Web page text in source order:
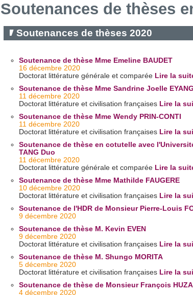
Soutenances de thèses
Soutenances de thèses 2020
Soutenance de thèse Mme Emeline BAUDET
16 décembre 2020
Doctorat littérature générale et comparée Lire la
Soutenance de thèse Mme Sandrine Joelle
11 décembre 2020
Doctorat littérature et civilisation françaises Lire la
Soutenance de thèse Mme Wendy PRIN-CONTI
11 décembre 2020
Doctorat littérature et civilisation françaises Lire la
Soutenance de thèse en cotutelle avec
TANG Duo
11 décembre 2020
Doctorat littérature générale et comparée Lire la
Soutenance de thèse Mme Mathilde FAUGERE
10 décembre 2020
Doctorat littérature et civilisation françaises Lire la
Soutenance de l'HDR de Monsieur Pierre-Louis
9 décembre 2020
Soutenance de thèse M. Kevin EVEN
9 décembre 2020
Doctorat littérature et civilisation françaises Lire la
Soutenance de thèse M. Shungo MORITA
5 décembre 2020
Doctorat littérature et civilisation françaises Lire la
Soutenance de thèse de Monsieur François
4 décembre 2020